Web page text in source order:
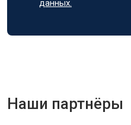
данных.
Наши партнёры